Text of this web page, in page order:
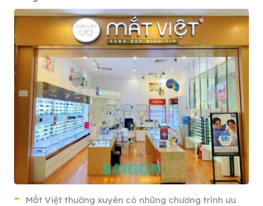
Mắt Việt thường xuyên có những chương trình ưu